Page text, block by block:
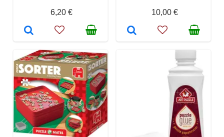
6,20 €
10,00 €